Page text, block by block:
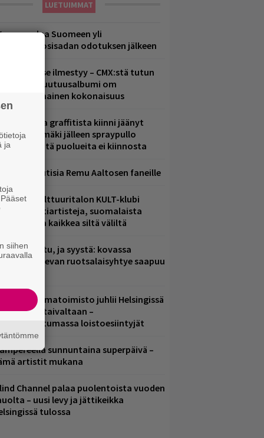
LUETUIMMAT
palaa Suomeen yli
odotuksen jälkeen
Huomenna se ilmestyy – CMX:stä tutun
Yrjänän uutuusalbumi om
kokonaisuus
Laittomasta graffitista kiinni jäänyt
Arhinmäki jälleen spraypullo
– näitä puolueita ei kiinnosta
Mainioita uutisia Remu Aaltosen faneille
Kulttuuritalon KULT-klubi
kulttiartisteja, suomalaista
ja kaikkea siltä väliltä
mainittu, ja syystä: kovassa
olevan ruotsalaisyhtye saapuu
Mainio ohjelmatoimisto juhlii Helsingissä
vuotista taivaltaan –
loistoesiintyjät
sunnuntaina superpäivä –
artistit mukana
Channel palaa puolentoista vuoden
– uusi levy ja jättikeikka
tulossa
ja
siihen